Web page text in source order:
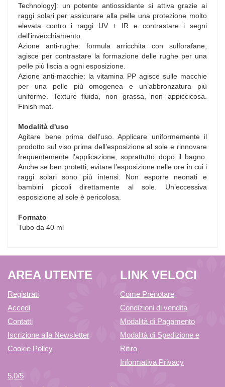
Technology]: un potente antiossidante si attiva grazie ai
raggi solari per assicurare alla pelle una protezione molto
elevata contro i raggi UV + IR e contrastare i segni
dell’invecchiamento.
Azione anti-rughe: formula arricchita con sulforafane,
agisce per contrastare la formazione delle rughe per una
pelle più liscia a ogni esposizione.
Azione anti-macchie: la vitamina PP agisce sulle macchie
per una pelle più omogenea e un’abbronzatura più
uniforme. Texture fluida, non grassa, non appiccicosa.
Finish mat.
Modalità d'uso
Agitare bene prima dell’uso. Applicare uniformemente il
prodotto sul viso prima dell’esposizione al sole e rinnovare
frequentemente l’applicazione, soprattutto dopo il bagno.
Anche se ben protetti, evitare l’esposizione nelle ore in cui i
raggi solari sono più intensi. Non esporre neonati e
bambini piccoli direttamente al sole. Un’eccessiva
esposizione al sole è pericolosa.
Formato
Tubo da 40 ml
AREA UTENTE
Registrati
Accedi
Contatti
Iscrizione alla Newsletter
Cookie Policy
LINK VELOCI
Come Prenotare
Condizioni di vendita
Modalità di Pagamento
Modalità di Spedizione e
Ritiro
Informativa Privacy
5,0/5